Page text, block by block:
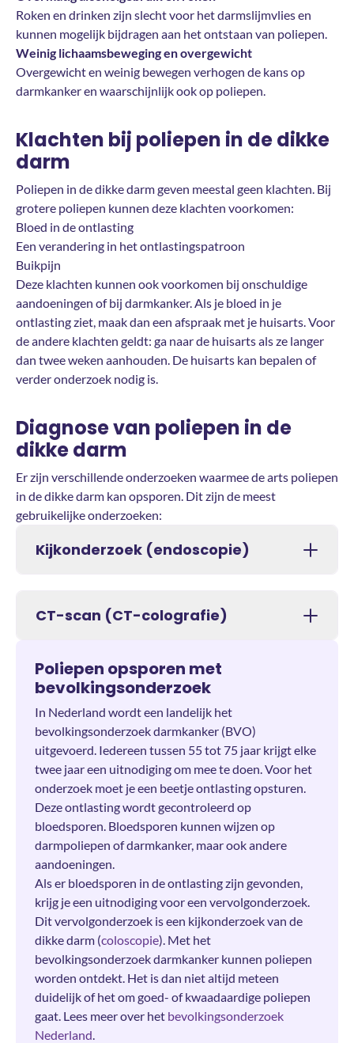
Roken en drinken zijn slecht voor het darmslijmvlies en
kunnen mogelijk bijdragen aan het ontstaan van poliepen.
Weinig lichaamsbeweging en overgewicht
Overgewicht en weinig bewegen verhogen de kans op
darmkanker en waarschijnlijk ook op poliepen.
Klachten bij poliepen in de dikke
darm
Poliepen in de dikke darm geven meestal geen klachten. Bij
grotere poliepen kunnen deze klachten voorkomen:
Bloed in de ontlasting
Een verandering in het ontlastingspatroon
Buikpijn
Deze klachten kunnen ook voorkomen bij onschuldige
aandoeningen of bij darmkanker. Als je bloed in je
ontlasting ziet, maak dan een afspraak met je huisarts. Voor
de andere klachten geldt: ga naar de huisarts als ze langer
dan twee weken aanhouden. De huisarts kan bepalen of
verder onderzoek nodig is.
Diagnose van poliepen in de
dikke darm
Er zijn verschillende onderzoeken waarmee de arts poliepen
in de dikke darm kan opsporen. Dit zijn de meest
gebruikelijke onderzoeken:
Kijkonderzoek (endoscopie)
CT-scan (CT-colografie)
Poliepen opsporen met
bevolkingsonderzoek
In Nederland wordt een landelijk het
bevolkingsonderzoek darmkanker (BVO)
uitgevoerd. Iedereen tussen 55 tot 75 jaar krijgt elke
twee jaar een uitnodiging om mee te doen. Voor het
onderzoek moet je een beetje ontlasting opsturen.
Deze ontlasting wordt gecontroleerd op
bloedsporen. Bloedsporen kunnen wijzen op
darmpoliepen of darmkanker, maar ook andere
aandoeningen.
Als er bloedsporen in de ontlasting zijn gevonden,
krijg je een uitnodiging voor een vervolgonderzoek.
Dit vervolgonderzoek is een kijkonderzoek van de
dikke darm (coloscopie). Met het
bevolkingsonderzoek darmkanker kunnen poliepen
worden ontdekt. Het is dan niet altijd meteen
duidelijk of het om goed- of kwaadaardige poliepen
gaat. Lees meer over het bevolkingsonderzoek
Nederland